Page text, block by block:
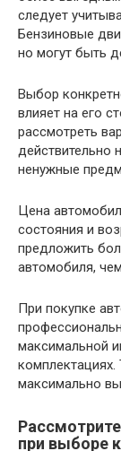
следует
Бензиновые
но могут быть
Выбор
влияет на его
рассмотреть
действительно
ненужные
Цена
состояния и
предложить
автомобиля,
При покупке
максимальной
максимально
при выборе